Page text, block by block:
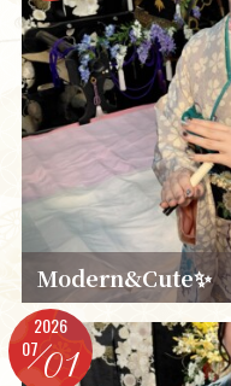
Modern&Cute✨️
2026
0701